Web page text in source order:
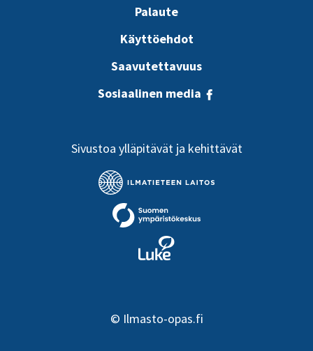
Palaute
Käyttöehdot
Saavutettavuus
Sosiaalinen media
Sivustoa ylläpitävät ja kehittävät
© Ilmasto-opas.fi